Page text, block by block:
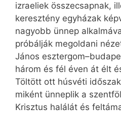
izraeliek összecsapnak,
keresztény egyházak
nagyobb ünnep
próbálják megoldani
János
három és fél éven át élt
Töltött ott húsvéti
miként ünneplik a
Krisztus halálát és